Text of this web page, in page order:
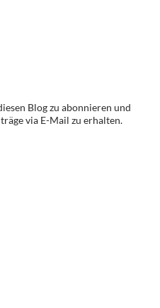
Blog zu abonnieren und
via E-Mail zu erhalten.